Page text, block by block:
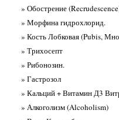
» Обострение
» Морфина гидрохлорид.
» Кость Лобковая (Pubis,
» Трихосепт
» Рибонозин.
» Гастрозол
» Кальций + Витамин Д3
» Алкоголизм (Alcoholism)